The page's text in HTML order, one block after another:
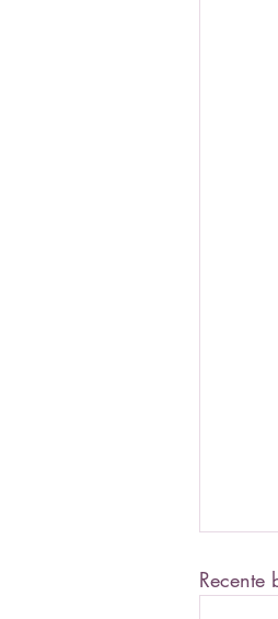
Recente